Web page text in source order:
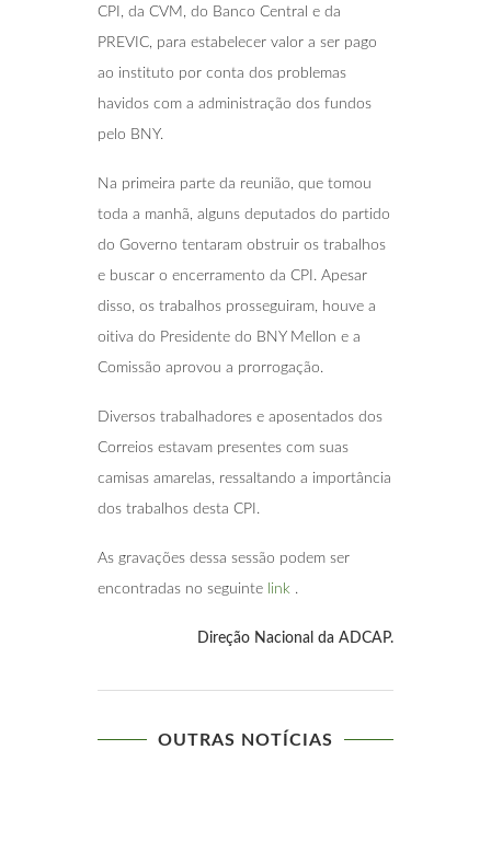
CPI, da CVM, do Banco Central e da
PREVIC, para estabelecer valor a ser pago
ao instituto por conta dos problemas
havidos com a administração dos fundos
pelo BNY.
Na primeira parte da reunião, que tomou
toda a manhã, alguns deputados do partido
do Governo tentaram obstruir os trabalhos
e buscar o encerramento da CPI. Apesar
disso, os trabalhos prosseguiram, houve a
oitiva do Presidente do BNY Mellon e a
Comissão aprovou a prorrogação.
Diversos trabalhadores e aposentados dos
Correios estavam presentes com suas
camisas amarelas, ressaltando a importância
dos trabalhos desta CPI.
As gravações dessa sessão podem ser
encontradas no seguinte link .
Direção Nacional da ADCAP.
OUTRAS NOTÍCIAS